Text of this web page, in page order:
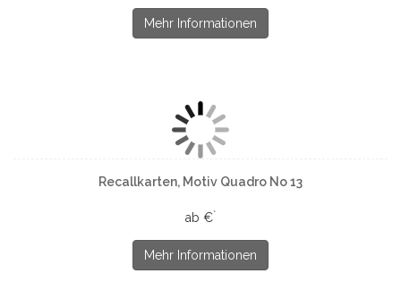
Mehr Informationen
Recallkarten, Motiv Quadro No 13
ab €*
Mehr Informationen